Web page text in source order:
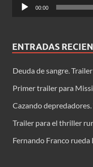
00:00
ENTRADAS
Deuda de sangre.
Primer trailer para
Cazando
Trailer para el thriller
Fernando Franco rueda